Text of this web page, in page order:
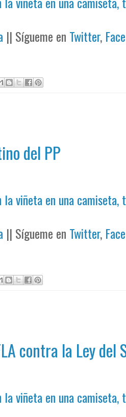
|| Sígueme en Twitter,
del PP
la viñeta en una camiseta,
|| Sígueme en Twitter,
contra la Ley del
la viñeta en una camiseta,